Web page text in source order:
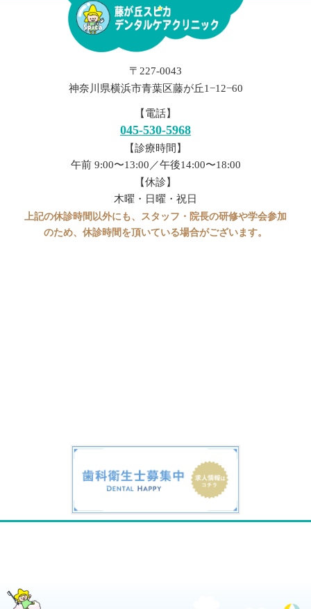
〒227-0043
神奈川県横浜市青葉区藤が丘1−12−60
【電話】
045-530-5968
【診療時間】
午前 9:00〜13:00／午後14:00〜18:00
【休診】
木曜・日曜・祝日
上記の休診時間以外にも、スタッフ・院長の研修や学会参加
のため、休診時間を頂いている場合がございます。